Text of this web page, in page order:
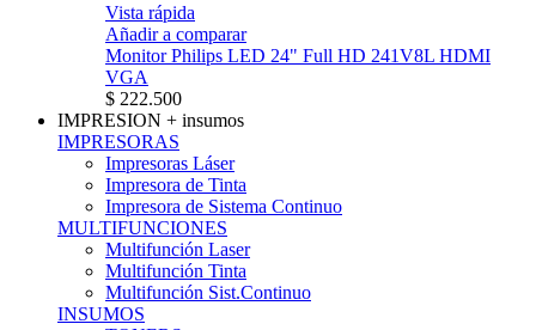
Vista rápida
Añadir a comparar
Monitor Philips LED 24" Full HD 241V8L HDMI
VGA
$ 222.500
IMPRESION + insumos
IMPRESORAS
Impresoras Láser
Impresora de Tinta
Impresora de Sistema Continuo
MULTIFUNCIONES
Multifunción Laser
Multifunción Tinta
Multifunción Sist.Continuo
INSUMOS